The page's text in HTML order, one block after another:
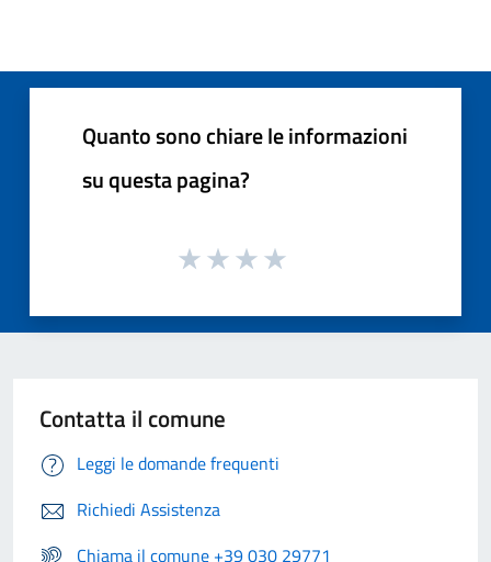
Quanto sono chiare le informazioni
su questa pagina?
Contatta il comune
Leggi le domande frequenti
Richiedi Assistenza
Chiama il comune +39 030 29771